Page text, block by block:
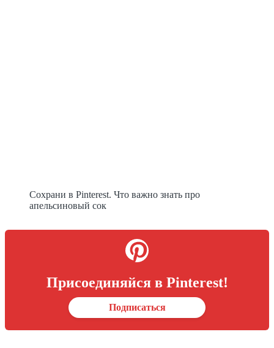
Сохрани в Pinterest. Что важно знать про
апельсиновый сок
Присоединяйся в Pinterest!
Подписаться